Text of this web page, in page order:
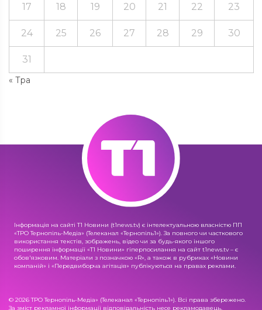
« Тра
17 18 19 20 21 22 23
24 25 26 27 28 29 30
31
Інформація на сайті Т1 Новини (t1news.tv) є інтелектуальною власністю ПП
«ТРО Тернопіль-Медіа» (Телеканал «Тернопіль1»). За повного чи часткового
використання текстів, зображень, відео чи за будь-якого іншого
поширення інформації «Т1 Новини» гіперпосилання на сайт t1news.tv – є
обов'язковим. Матеріали з позначкою «R», а також в рубриках «Новини
компаній» і «Передвиборча агітація» публікуються на правах реклами.
© 2026 ТРО Тернопіль-Медіа» (Телеканал «Тернопіль1»). Всі права збережено.
За зміст рекламної інформації відповідальність несе рекламодавець.